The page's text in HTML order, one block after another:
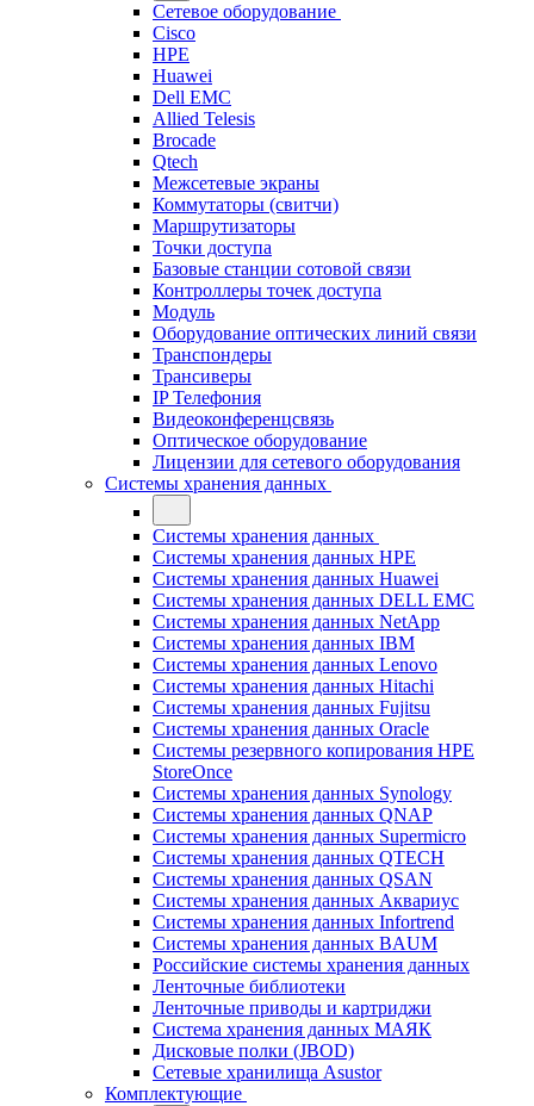
Сетевое оборудование
Cisco
HPE
Huawei
Dell EMC
Allied Telesis
Brocade
Qtech
Межсетевые экраны
Коммутаторы (свитчи)
Маршрутизаторы
Точки доступа
Базовые станции сотовой связи
Контроллеры точек доступа
Модуль
Оборудование оптических линий связи
Транспондеры
Трансиверы
IP Телефония
Видеоконференцсвязь
Оптическое оборудование
Лицензии для сетевого оборудования
Системы хранения данных
Системы хранения данных
Системы хранения данных HPE
Системы хранения данных Huawei
Системы хранения данных DELL EMC
Cистемы хранения данных NetApp
Системы хранения данных IBM
Системы хранения данных Lenovo
Системы хранения данных Hitachi
Системы хранения данных Fujitsu
Системы хранения данных Oracle
Системы резервного копирования HPE
StoreOnce
Системы хранения данных Synology
Системы хранения данных QNAP
Системы хранения данных Supermicro
Системы хранения данных QTECH
Системы хранения данных QSAN
Системы хранения данных Аквариус
Системы хранения данных Infortrend
Системы хранения данных BAUM
Российские системы хранения данных
Ленточные библиотеки
Ленточные приводы и картриджи
Система хранения данных МАЯК
Дисковые полки (JBOD)
Сетевые хранилища Asustor
Комплектующие